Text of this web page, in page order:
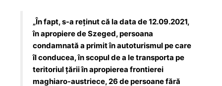
„În fapt, s-a reținut că la data de 12.09.2021,
în apropiere de Szeged, persoana
condamnată a primit în autoturismul pe care
îl conducea, în scopul de a le transporta pe
teritoriul ţării în apropierea frontierei
maghiaro-austriece, 26 de persoane fără